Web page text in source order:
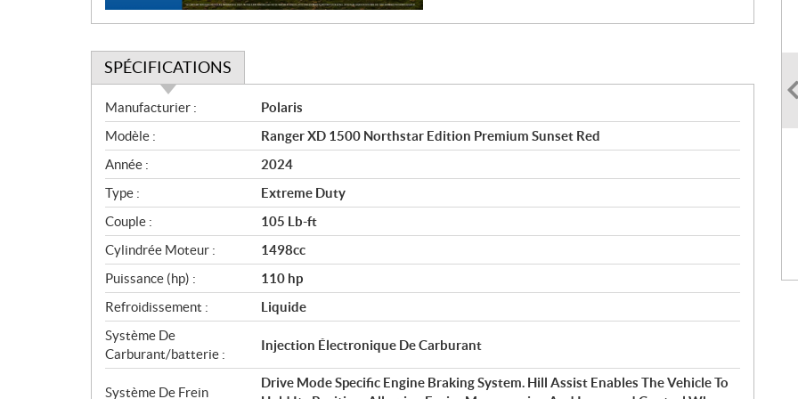
SPÉCIFICATIONS
S
p
é
c
i
f
i
c
a
t
i
o
n
s
Manufacturier :
Polaris
Modèle :
Ranger XD 1500 Northstar Edition Premium Sunset Red
Année :
2024
Type :
Extreme Duty
Couple :
105 Lb-ft
Cylindrée Moteur :
1498cc
Puissance (hp) :
110 hp
Refroidissement :
Liquide
Système De
Carburant/batterie :
Injection Électronique De Carburant
Système De Frein
Drive Mode Specific Engine Braking System. Hill Assist Enables The Vehicle To